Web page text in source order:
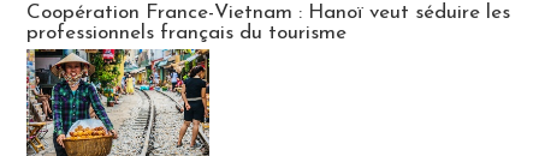
Coopération France-Vietnam : Hanoï veut séduire les
professionnels français du tourisme